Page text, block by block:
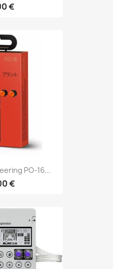
€
PO-16...
€